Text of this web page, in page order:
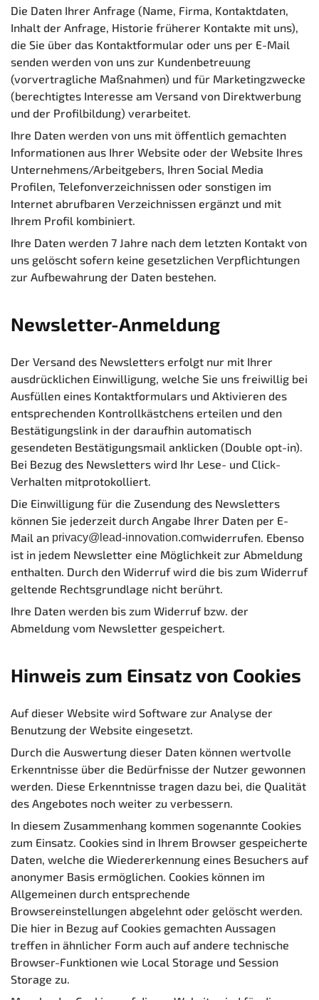
Die Daten Ihrer Anfrage (Name, Firma, Kontaktdaten,
Inhalt der Anfrage, Historie früherer Kontakte mit uns),
die Sie über das Kontaktformular oder uns per E-Mail
senden werden von uns zur Kundenbetreuung
(vorvertragliche Maßnahmen) und für Marketingzwecke
(berechtigtes Interesse am Versand von Direktwerbung
und der Profilbildung) verarbeitet.
Ihre Daten werden von uns mit öffentlich gemachten
Informationen aus Ihrer Website oder der Website Ihres
Unternehmens/Arbeitgebers, Ihren Social Media
Profilen, Telefonverzeichnissen oder sonstigen im
Internet abrufbaren Verzeichnissen ergänzt und mit
Ihrem Profil kombiniert.
Ihre Daten werden 7 Jahre nach dem letzten Kontakt von
uns gelöscht sofern keine gesetzlichen Verpflichtungen
zur Aufbewahrung der Daten bestehen.
Newsletter-Anmeldung
Der Versand des Newsletters erfolgt nur mit Ihrer
ausdrücklichen Einwilligung, welche Sie uns freiwillig bei
Ausfüllen eines Kontaktformulars und Aktivieren des
entsprechenden Kontrollkästchens erteilen und den
Bestätigungslink in der daraufhin automatisch
gesendeten Bestätigungsmail anklicken (Double opt-in).
Bei Bezug des Newsletters wird Ihr Lese- und Click-
Verhalten mitprotokolliert.
Die Einwilligung für die Zusendung des Newsletters
können Sie jederzeit durch Angabe Ihrer Daten per E-
Mail an privacy@lead-innovation.comwiderrufen. Ebenso
ist in jedem Newsletter eine Möglichkeit zur Abmeldung
enthalten. Durch den Widerruf wird die bis zum Widerruf
geltende Rechtsgrundlage nicht berührt.
Ihre Daten werden bis zum Widerruf bzw. der
Abmeldung vom Newsletter gespeichert.
Hinweis zum Einsatz von Cookies
Auf dieser Website wird Software zur Analyse der
Benutzung der Website eingesetzt.
Durch die Auswertung dieser Daten können wertvolle
Erkenntnisse über die Bedürfnisse der Nutzer gewonnen
werden. Diese Erkenntnisse tragen dazu bei, die Qualität
des Angebotes noch weiter zu verbessern.
In diesem Zusammenhang kommen sogenannte Cookies
zum Einsatz. Cookies sind in Ihrem Browser gespeicherte
Daten, welche die Wiedererkennung eines Besuchers auf
anonymer Basis ermöglichen. Cookies können im
Allgemeinen durch entsprechende
Browsereinstellungen abgelehnt oder gelöscht werden.
Die hier in Bezug auf Cookies gemachten Aussagen
treffen in ähnlicher Form auch auf andere technische
Browser-Funktionen wie Local Storage und Session
Storage zu.